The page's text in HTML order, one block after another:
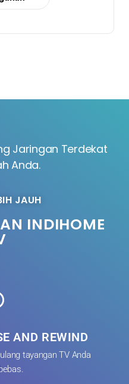
Jaringan Terdekat
Anda.
JAUH
INDIHOME
AND REWIND
tayangan TV Anda